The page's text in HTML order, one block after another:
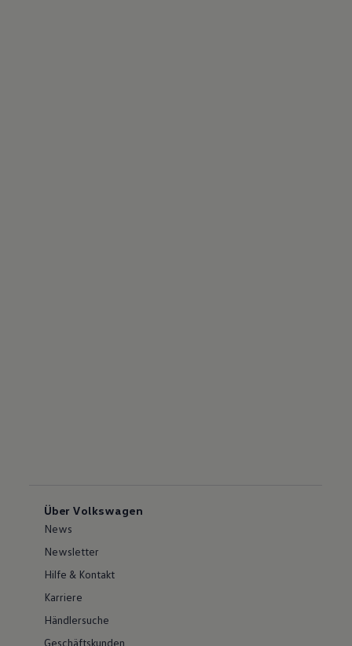
Über Volkswagen
News
Newsletter
Hilfe & Kontakt
Karriere
Händlersuche
Geschäftskunden